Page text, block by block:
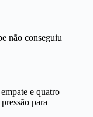
não conseguiu
e quatro
para